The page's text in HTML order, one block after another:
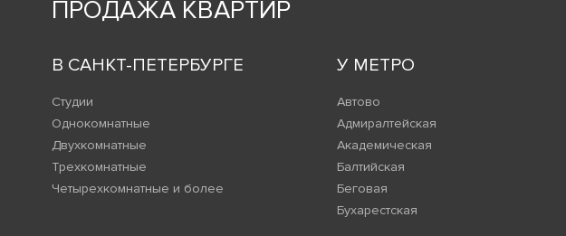
ПРОДАЖА КВАРТИР
В САНКТ-ПЕТЕРБУРГЕ
Студии
Однокомнатные
Двухкомнатные
Трехкомнатные
Четырехкомнатные и более
У МЕТРО
Автово
Адмиралтейская
Академическая
Балтийская
Беговая
Бухарестская